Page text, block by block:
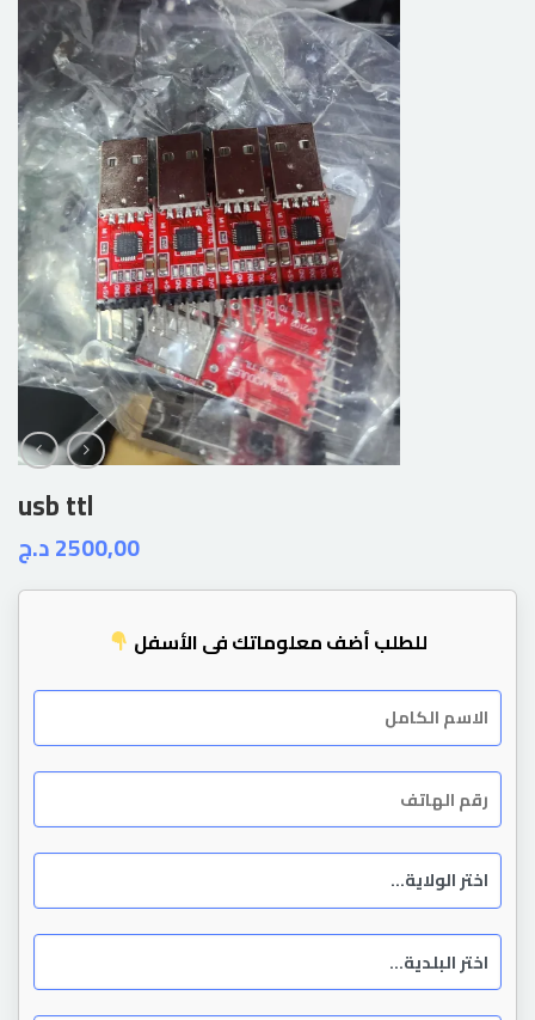
usb ttl
2500,00د.ج
للطلب أضف معلوماتك في الأسفل